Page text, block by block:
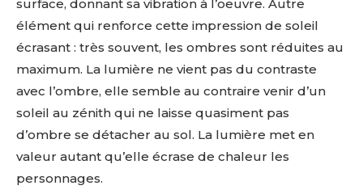
surface, donnant sa vibration à l’oeuvre. Autre
élément qui renforce cette impression de soleil
écrasant : très souvent, les ombres sont réduites au
maximum. La lumière ne vient pas du contraste
avec l’ombre, elle semble au contraire venir d’un
soleil au zénith qui ne laisse quasiment pas
d’ombre se détacher au sol. La lumière met en
valeur autant qu’elle écrase de chaleur les
personnages.